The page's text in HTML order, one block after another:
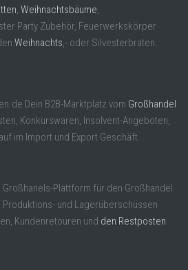
, Weihnachtsbäume,
Party Zubehör, Feuerwerkskörper
Weihnachts,- oder Silvesterbraten.
Dein B2B-Marktplatz vom Großhandel
Konkurswaren, Insolvent-Angeboten,
im Import und Export Geschäft.
Plattform für den Großhandel
Produktions- und Lagerüberschüssen
Kundenretouren und den Restposten